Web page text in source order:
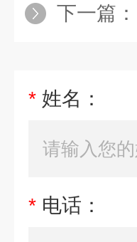
下一篇：
* 姓名：
* 电话：